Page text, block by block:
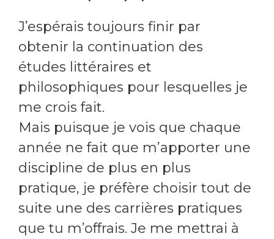
J’espérais toujours finir par
obtenir la continuation des
études littéraires et
philosophiques pour lesquelles je
me crois fait.
Mais puisque je vois que chaque
année ne fait que m’apporter une
discipline de plus en plus
pratique, je préfère choisir tout de
suite une des carrières pratiques
que tu m’offrais. Je me mettrai à